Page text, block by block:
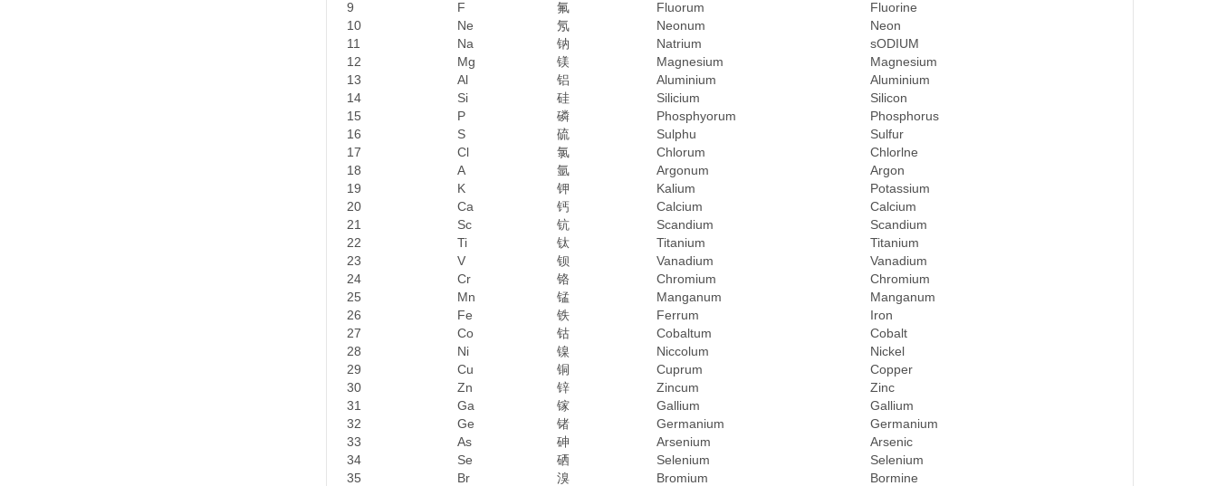
9
F 氟 Fluorum
Fluorine
10
Ne 氖 Neonum
Neon
11
Na 钠 Natrium
sODIUM
12
Mg 镁 Magnesium
Magnesium
13
Al 铝 Aluminium
Aluminium
14
Si 硅 Silicium
Silicon
15
P 磷 Phosphyorum
Phosphorus
16
S 硫 Sulphu
Sulfur
17
Cl 氯 Chlorum
Chlorlne
18
A 氩 Argonum
Argon
19
K 钾 Kalium
Potassium
20
Ca 钙 Calcium
Calcium
21
Sc 钪 Scandium
Scandium
22
Ti 钛 Titanium
Titanium
23
V 钡 Vanadium
Vanadium
24
Cr 铬 Chromium
Chromium
25
Mn 锰 Manganum
Manganum
26
Fe 铁 Ferrum
Iron
27
Co 钴 Cobaltum
Cobalt
28
Ni 镍 Niccolum
Nickel
29
Cu 铜 Cuprum
Copper
30
Zn 锌 Zincum
Zinc
31
Ga 镓 Gallium
Gallium
32
Ge 锗 Germanium
Germanium
33
As 砷 Arsenium
Arsenic
34
Se 硒 Selenium
Selenium
35
Br 溴 Bromium
Bormine